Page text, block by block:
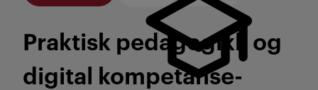
Praktisk pedagogikk og
digital kompetanse­